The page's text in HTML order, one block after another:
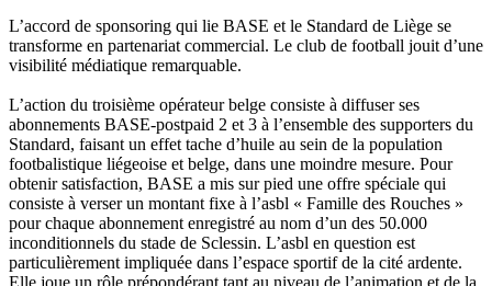
L’accord de sponsoring qui lie BASE et le Standard de Liège se
transforme en partenariat commercial. Le club de football jouit d’une
visibilité médiatique remarquable.
L’action du troisième opérateur belge consiste à diffuser ses
abonnements BASE-postpaid 2 et 3 à l’ensemble des supporters du
Standard, faisant un effet tache d’huile au sein de la population
footbalistique liégeoise et belge, dans une moindre mesure. Pour
obtenir satisfaction, BASE a mis sur pied une offre spéciale qui
consiste à verser un montant fixe à l’asbl « Famille des Rouches »
pour chaque abonnement enregistré au nom d’un des 50.000
inconditionnels du stade de Sclessin. L’asbl en question est
particulièrement impliquée dans l’espace sportif de la cité ardente.